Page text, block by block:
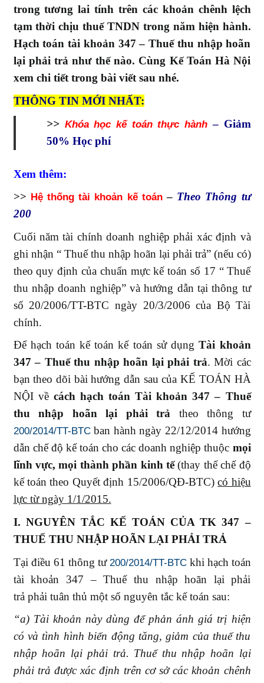
trong tương lai tính trên các khoản chênh lệch
tạm thời chịu thuế TNDN trong năm hiện hành.
Hạch toán tài khoản 347 – Thuế thu nhập hoãn
lại phải trả như thế nào. Cùng Kế Toán Hà Nội
xem chi tiết trong bài viết sau nhé.
THÔNG TIN MỚI NHẤT:
>> Khóa học kế toán thực hành – Giảm
50% Học phí
Xem thêm:
>> Hệ thống tài khoản kế toán– Theo Thông tư
200
Cuối năm tài chính doanh nghiệp phải xác định và
ghi nhận “ Thuế thu nhập hoãn lại phải trả” (nếu có)
theo quy định của chuẩn mực kế toán số 17 “ Thuế
thu nhập doanh nghiệp” và hướng dẫn tại thông tư
số 20/2006/TT-BTC ngày 20/3/2006 của Bộ Tài
chính.
Để hạch toán kế toán kế toán sử dụngTài khoản
347 – Thuế thu nhập hoãn lại phải trả. Mời các
bạn theo dõi bài hướng dẫn sau của KẾ TOÁN HÀ
NỘI về cách hạch toán Tài khoản 347 – Thuế
thu nhập hoãn lại phải trả theo thông tư
200/2014/TT-BTCban hành ngày 22/12/2014 hướng
dẫn chế độ kế toán cho các doanh nghiệp thuộc mọi
lĩnh vực, mọi thành phần kinh tế(thay thế chế độ
kế toán theo Quyết định 15/2006/QĐ-BTC)có hiệu
lực từ ngày 1/1/2015.
I. NGUYÊN TẮC KẾ TOÁN CỦA TK 347 –
THUẾ THU NHẬP HOÃN LẠI PHẢI TRẢ
Tại điều 61 thông tư 200/2014/TT-BTCkhi hạch toán
tài khoản 347 – Thuế thu nhập hoãn lại phải
trả phải tuân thủ một số nguyên tắc kế toán sau:
“a) Tài khoản này dùng để phản ánh giá trị hiện
có và tình hình biến động tăng, giảm của thuế thu
nhập hoãn lại phải trả. Thuế thu nhập hoãn lại
phải trả được xác định trên cơ sở các khoản chênh